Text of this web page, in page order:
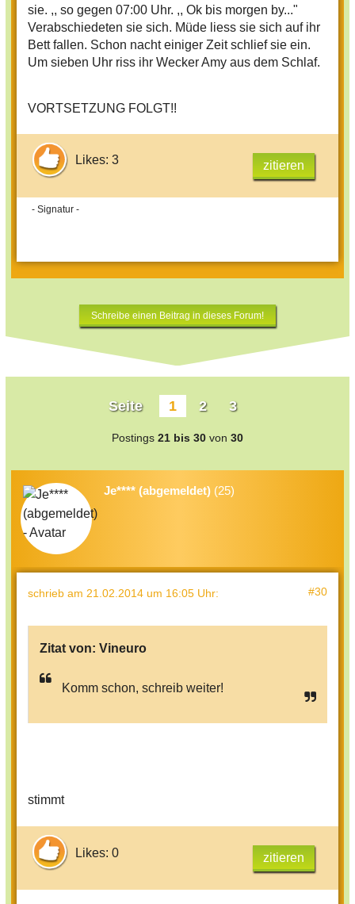
sie. ,, so gegen 07:00 Uhr. ,, Ok bis morgen by..."
Verabschiedeten sie sich. Müde liess sie sich auf ihr
Bett fallen. Schon nacht einiger Zeit schlief sie ein.
Um sieben Uhr riss ihr Wecker Amy aus dem Schlaf.
VORTSETZUNG FOLGT!!
Likes: 3 zitieren
- Signatur -
Schreibe einen Beitrag in dieses Forum!
Seite 1 2 3
Postings 21 bis 30 von 30
Je**** (abgemeldet) (25)
schrieb am 21.02.2014 um 16:05 Uhr: #30
Zitat von: Vineuro
Komm schon, schreib weiter!
stimmt
Likes: 0 zitieren